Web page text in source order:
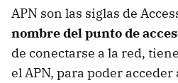
APN son las siglas de
nombre del punto de
de conectarse a la red,
el APN, para poder acceder